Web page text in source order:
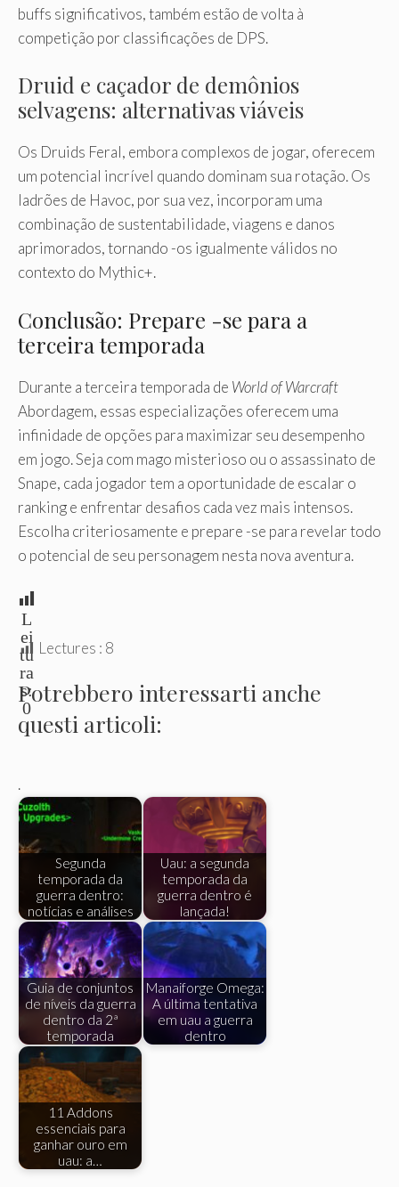
buffs significativos, também estão de volta à
competição por classificações de DPS.
Druid e caçador de demônios
selvagens: alternativas viáveis
Os Druids Feral, embora complexos de jogar, oferecem
um potencial incrível quando dominam sua rotação. Os
ladrões de Havoc, por sua vez, incorporam uma
combinação de sustentabilidade, viagens e danos
aprimorados, tornando -os igualmente válidos no
contexto do Mythic+.
Conclusão: Prepare -se para a
terceira temporada
Durante a terceira temporada de World of Warcraft
Abordagem, essas especializações oferecem uma
infinidade de opções para maximizar seu desempenho
em jogo. Seja com mago misterioso ou o assassinato de
Snape, cada jogador tem a oportunidade de escalar o
ranking e enfrentar desafios cada vez mais intensos.
Escolha criteriosamente e prepare -se para revelar todo
o potencial de seu personagem nesta nova aventura.
L
ei
tu
ra
s:
0
Lectures : 8
Potrebbero interessarti anche
questi articoli:
.
Segunda
temporada da
guerra dentro:
notícias e análises
Uau: a segunda
temporada da
guerra dentro é
lançada!
Guia de conjuntos
de níveis da guerra
dentro da 2ª
temporada
Manaiforge Omega:
A última tentativa
em uau a guerra
dentro
11 Addons
essenciais para
ganhar ouro em
uau: a…